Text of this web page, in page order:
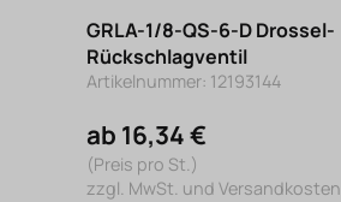
GRLA-1/8-QS-6-D Drossel-
Rückschlagventil
Artikelnummer: 12193144
ab 16,34 €
(Preis pro St.)
zzgl. MwSt. und Versandkosten